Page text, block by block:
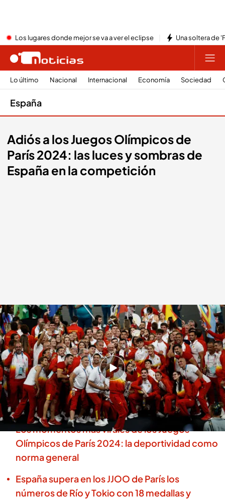
Los lugares donde mejor se va a ver el eclipse Una soltera de
Lo último Nacional Internacional Economía Sociedad
España
Adiós a los Juegos Olímpicos de
París 2024: las luces y sombras de
España en la competición
Las luces y las sombras de los deportistas españoles en los Juegos
Olímpicos de París
Redacción digital Noticias Cuatro Sandra Mir
12 AGO 2024 - 17:18h.
España suma 18 medallas en los Juegos
Olímpicos de París, un balance que sabe a
poco
Los momentos más virales de los Juegos
Olímpicos de París 2024: la deportividad como
norma general
España supera en los JJOO de París los
números de Río y Tokio con 18 medallas y